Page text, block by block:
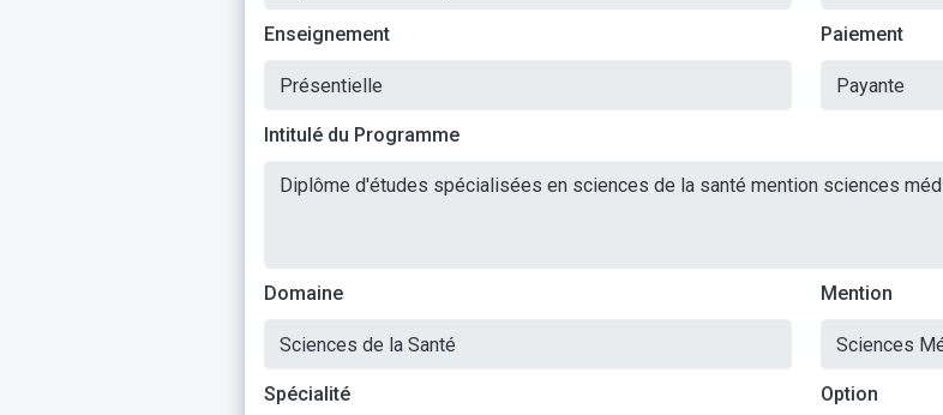
Enseignement Paiement
Intitulé du Programme
Domaine Mention
Spécialité Option